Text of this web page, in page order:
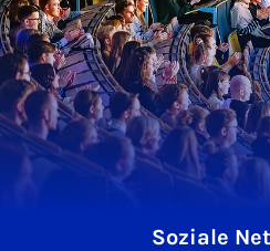
Soziale